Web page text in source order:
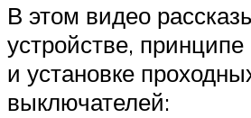
В этом видео
устройстве,
и установке
выключателей: